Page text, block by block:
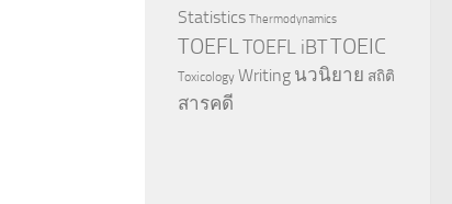
Statistics Thermodynamics
TOEFL TOEFL iBTTOEIC
Toxicology Writing นวนิยาย สถิติ
สารคดี